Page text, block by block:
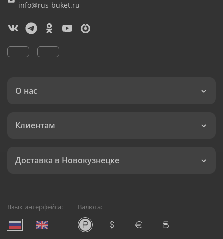
info@rus-buket.ru
О нас
Клиентам
Доставка в Новокузнецке
Язык интерфейса: Валюта: